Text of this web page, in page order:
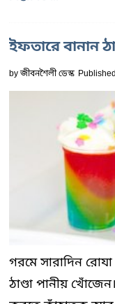
ইফতারে বানান
byজীবনশৈলী ডেস্ক
গরমে সারাদিন
ঠাণ্ডা পানীয়